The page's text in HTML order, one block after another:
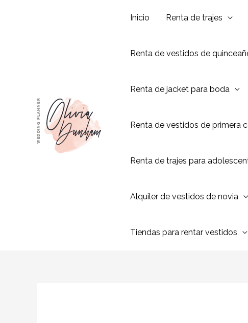
Inicio Renta de trajes
Renta de vestidos de
Renta de jacket para boda
Renta de vestidos de primera
Renta de trajes para
Alquiler de vestidos de novia
Tiendas para rentar vestidos